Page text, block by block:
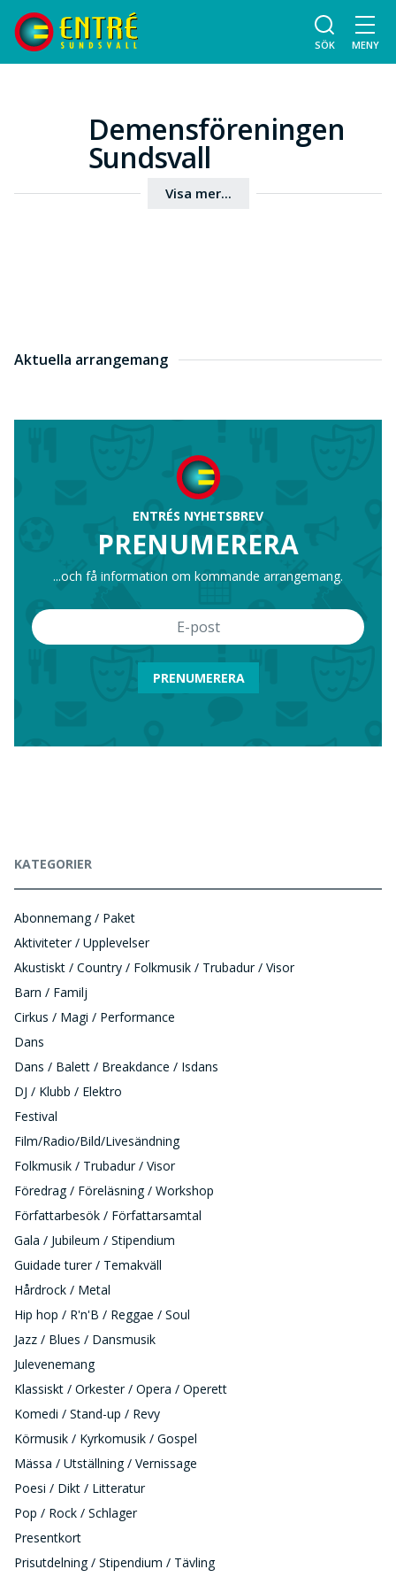
SÖK MENY
Demensföreningen
Sundsvall
Visa mer...
Aktuella arrangemang
ENTRÉS NYHETSBREV
PRENUMERERA
...och få information om kommande arrangemang.
PRENUMERERA
KATEGORIER
Abonnemang / Paket
Aktiviteter / Upplevelser
Akustiskt / Country / Folkmusik / Trubadur / Visor
Barn / Familj
Cirkus / Magi / Performance
Dans
Dans / Balett / Breakdance / Isdans
DJ / Klubb / Elektro
Festival
Film/Radio/Bild/Livesändning
Folkmusik / Trubadur / Visor
Föredrag / Föreläsning / Workshop
Författarbesök / Författarsamtal
Gala / Jubileum / Stipendium
Guidade turer / Temakväll
Hårdrock / Metal
Hip hop / R'n'B / Reggae / Soul
Jazz / Blues / Dansmusik
Julevenemang
Klassiskt / Orkester / Opera / Operett
Komedi / Stand-up / Revy
Körmusik / Kyrkomusik / Gospel
Mässa / Utställning / Vernissage
Poesi / Dikt / Litteratur
Pop / Rock / Schlager
Presentkort
Prisutdelning / Stipendium / Tävling